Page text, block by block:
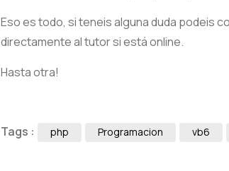
Eso es todo, si teneis alguna duda podeis
directamente al tutor si está online.
Hasta otra!
Tags : php Programacion vb6